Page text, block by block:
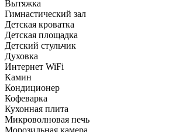
Вытяжка
Гимнастический зал
Детская кроватка
Детская площадка
Детский стульчик
Духовка
Интернет WiFi
Камин
Кондиционер
Кофеварка
Кухонная плита
Микроволновая печь
Морозильная камера